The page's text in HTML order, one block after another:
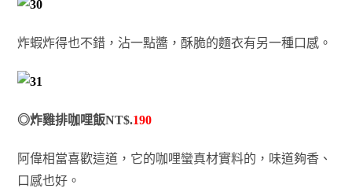
炸蝦炸得也不錯，沾一點醬，酥脆的麵衣有另一種口感。
◎炸雞排咖哩飯NT$.190
阿偉相當喜歡這道，它的咖哩蠻真材實料的，味道夠香、
口感也好。